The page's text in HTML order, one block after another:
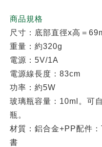
商品規格
尺寸：底部直徑x高＝
重量：約320g
電源：5V/1A
電源線長度：83cm
功率：約5W
玻璃瓶容量：10ml。可
瓶。
材質：鋁合金+PP配件
書